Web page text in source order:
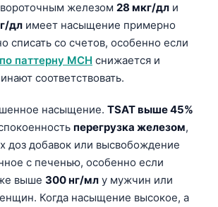
железом 28 мкг/дл и
дл имеет насыщение примерно
списать со счетов, особенно если
паттерну MCH снижается и
соответствовать.
насыщение. TSAT выше 45%
перегрузка железом,
доз добавок или высвобождение
с печенью, особенно если
выше 300 нг/мл у мужчин или
Когда насыщение высокое, а